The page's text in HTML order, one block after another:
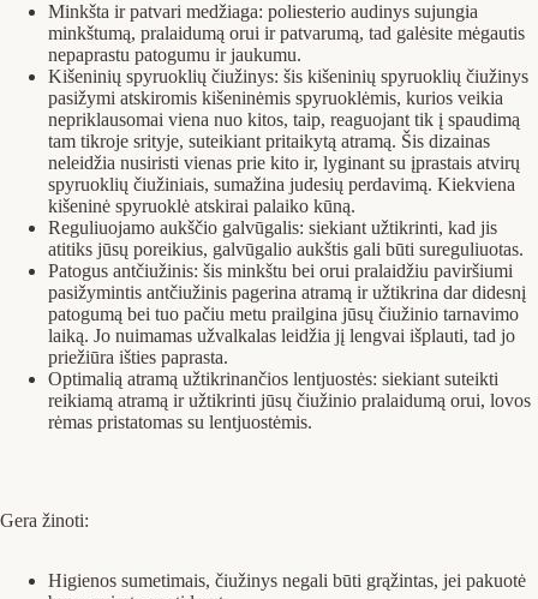
Minkšta ir patvari medžiaga: poliesterio audinys sujungia
minkštumą, pralaidumą orui ir patvarumą, tad galėsite mėgautis
nepaprastu patogumu ir jaukumu.
Kišeninių spyruoklių čiužinys: šis kišeninių spyruoklių čiužinys
pasižymi atskiromis kišeninėmis spyruoklėmis, kurios veikia
nepriklausomai viena nuo kitos, taip, reaguojant tik į spaudimą
tam tikroje srityje, suteikiant pritaikytą atramą. Šis dizainas
neleidžia nusiristi vienas prie kito ir, lyginant su įprastais atvirų
spyruoklių čiužiniais, sumažina judesių perdavimą. Kiekviena
kišeninė spyruoklė atskirai palaiko kūną.
Reguliuojamo aukščio galvūgalis: siekiant užtikrinti, kad jis
atitiks jūsų poreikius, galvūgalio aukštis gali būti sureguliuotas.
Patogus antčiužinis: šis minkštu bei orui pralaidžiu paviršiumi
pasižymintis antčiužinis pagerina atramą ir užtikrina dar didesnį
patogumą bei tuo pačiu metu prailgina jūsų čiužinio tarnavimo
laiką. Jo nuimamas užvalkalas leidžia jį lengvai išplauti, tad jo
priežiūra išties paprasta.
Optimalią atramą užtikrinančios lentjuostės: siekiant suteikti
reikiamą atramą ir užtikrinti jūsų čiužinio pralaidumą orui, lovos
rėmas pristatomas su lentjuostėmis.
Gera žinoti:
Higienos sumetimais, čiužinys negali būti grąžintas, jei pakuotė